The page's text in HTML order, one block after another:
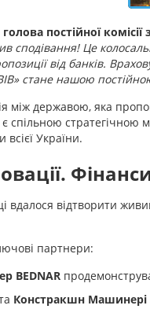
постійної
Це
від банків.
стане нашою
між державою, яка
є спільною
всієї України.
вдалося відтворити
партнери:
BEDNAR
Констракшн Машинері